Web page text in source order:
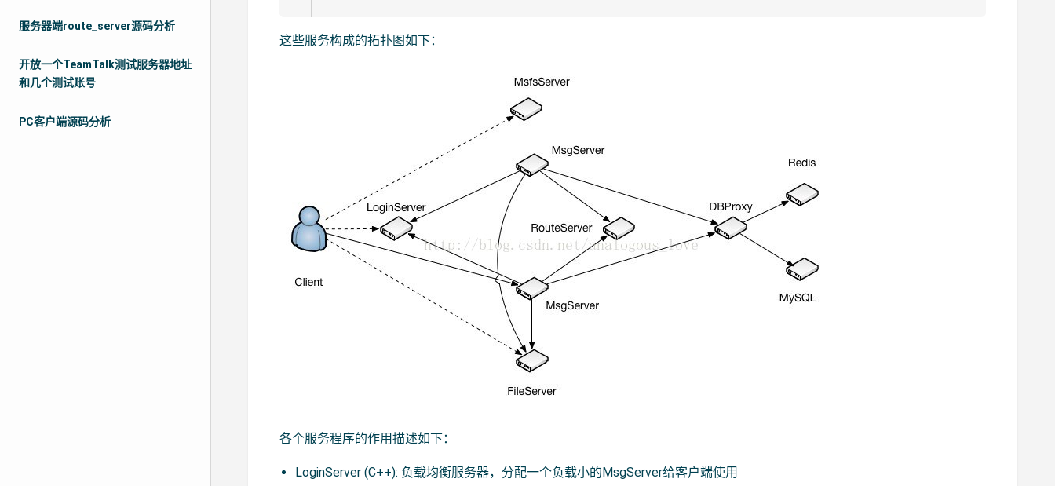
服务器端route_server源码分析
开放一个TeamTalk测试服务器地址
和几个测试账号
PC客户端源码分析
这些服务构成的拓扑图如下：
各个服务程序的作用描述如下：
LoginServer (C++): 负载均衡服务器，分配一个负载小的MsgServer给客户端使用